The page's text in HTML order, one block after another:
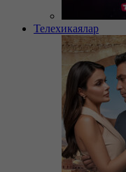
Телехикаялар